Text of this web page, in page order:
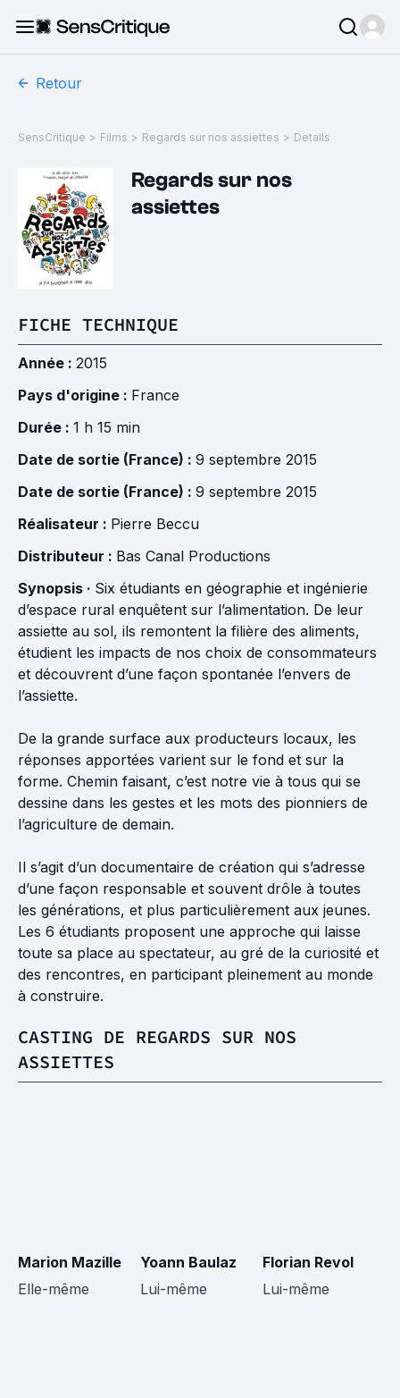
Retour
SensCritique > Films > Regards sur nos assiettes > Details
Regards sur nos
assiettes
FICHE TECHNIQUE
Année : 2015
Pays d'origine : France
Durée : 1 h 15 min
Date de sortie (France) : 9 septembre 2015
Date de sortie (France) : 9 septembre 2015
Réalisateur : Pierre Beccu
Distributeur : Bas Canal Productions
Synopsis · Six étudiants en géographie et ingénierie
d’espace rural enquêtent sur l’alimentation. De leur
assiette au sol, ils remontent la filière des aliments,
étudient les impacts de nos choix de consommateurs
et découvrent d’une façon spontanée l’envers de
l’assiette.
De la grande surface aux producteurs locaux, les
réponses apportées varient sur le fond et sur la
forme. Chemin faisant, c’est notre vie à tous qui se
dessine dans les gestes et les mots des pionniers de
l’agriculture de demain.
Il s’agit d’un documentaire de création qui s’adresse
d’une façon responsable et souvent drôle à toutes
les générations, et plus particulièrement aux jeunes.
Les 6 étudiants proposent une approche qui laisse
toute sa place au spectateur, au gré de la curiosité et
des rencontres, en participant pleinement au monde
à construire.
CASTING DE REGARDS SUR NOS
ASSIETTES
Marion Mazille
Elle-même
Yoann Baulaz
Lui-même
Florian Revol
Lui-même